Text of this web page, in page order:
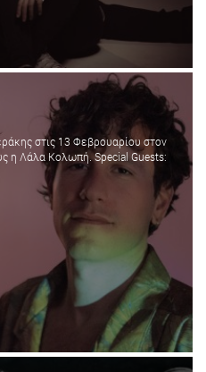
στις 13 Φεβρουαρίου στον
η Λάλα Κολωπή. Special Guests: